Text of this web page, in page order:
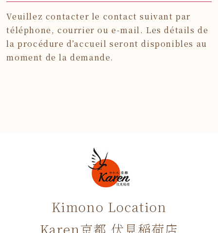
Veuillez contacter le contact suivant par
téléphone, courrier ou e-mail. Les détails de
la procédure d’accueil seront disponibles au
moment de la demande.
Kimono Location
Karen京都 伏見稲荷店